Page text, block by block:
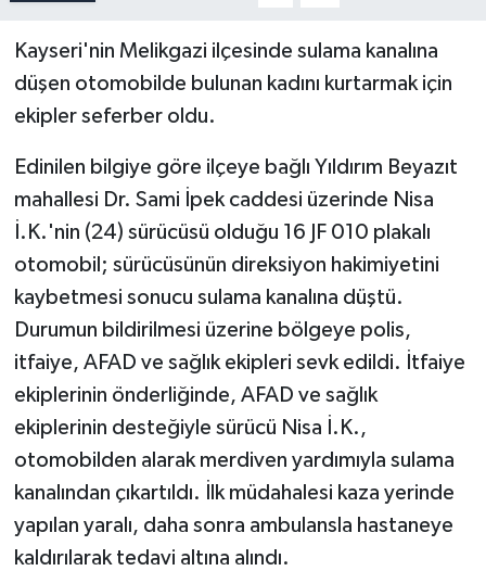
Kayseri'nin Melikgazi ilçesinde sulama kanalına
düşen otomobilde bulunan kadını kurtarmak için
ekipler seferber oldu.
Edinilen bilgiye göre ilçeye bağlı Yıldırım Beyazıt
mahallesi Dr. Sami İpek caddesi üzerinde Nisa
İ.K.'nin (24) sürücüsü olduğu 16 JF 010 plakalı
otomobil; sürücüsünün direksiyon hakimiyetini
kaybetmesi sonucu sulama kanalına düştü.
Durumun bildirilmesi üzerine bölgeye polis,
itfaiye, AFAD ve sağlık ekipleri sevk edildi. İtfaiye
ekiplerinin önderliğinde, AFAD ve sağlık
ekiplerinin desteğiyle sürücü Nisa İ.K.,
otomobilden alarak merdiven yardımıyla sulama
kanalından çıkartıldı. İlk müdahalesi kaza yerinde
yapılan yaralı, daha sonra ambulansla hastaneye
kaldırılarak tedavi altına alındı.